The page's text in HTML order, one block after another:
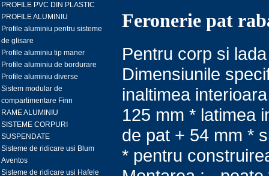
PROFILE PVC DIN PLASTIC
PROFILE ALUMINIU
Profile aluminiu pentru sisteme
de glisare
Profile aluminiu tip maner
Profile aluminiu de bordurare
Profile aluminiu diverse
Sistem modular de
compartimentare Finn
RAME ALUMINIU
SISTEME CORPURI
SUSPENDATE
Sisteme de ridicare usi Blum
Aventos
Sisteme de ridicare usi Hafele
Feronerie pat
Pentru corp si
Dimensiunile
inaltimea
125 mm * latimea
de pat + 54 mm *
* pentru